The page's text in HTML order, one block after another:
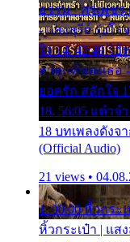
ธรรม - ศรเพช
- แสงสุรีย์ รุ่งโร
ใจ 14. 42:49 ไ
ธาตุแท้ของเธอ
ยอดรัก สลักใจ
18. 56:05 แต๋วจ๋
18 บทเพลงดังจ
(Official Audio)
21 views •
1. 00:00 หิ้วกระ
หิ้วกระเป๋า | แส